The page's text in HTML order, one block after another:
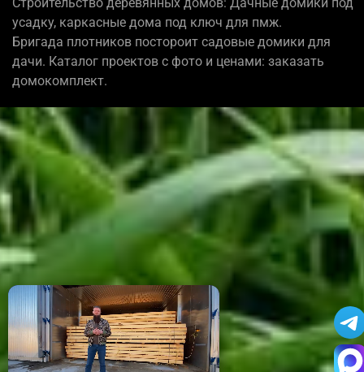
Строительство деревянных домов: Дачные домики под
усадку, каркасные дома под ключ для пмж.
Бригада плотников постороит садовые домики для
дачи. Каталог проектов с фото и ценами: заказать
домокомплект.